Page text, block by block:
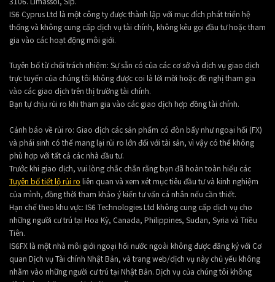
IS6 Cyprus Ltd là một công ty được thành lập với mục đích phát triển hệ
thống và không cung cấp dịch vụ tài chính, không kêu gọi đầu tư hoặc tham
gia vào các hoạt động môi giới.
Tuyên bố từ chối trách nhiệm: Sự sẵn có của các cơ sở và dịch vụ giao dịch
trực tuyến của chúng tôi không được coi là lời mời hoặc đề nghị tham gia
vào các giao dịch trên thị trường tài chính.
Bạn tự chịu rủi ro khi tham gia vào các giao dịch hợp đồng tài chính.
Cảnh báo về rủi ro: Giao dịch các sản phẩm có đòn bẩy như ngoại hối (FX)
và phái sinh có thể mang lại rủi ro lớn đối với tài sản, vì vậy có thể không
phù hợp với tất cả các nhà đầu tư.
Trước khi giao dịch, vui lòng chắc chắn rằng bạn đã hoàn toàn hiểu các
Tuyên bố tiết lộ rủi ro liên quan và xem xét mục tiêu đầu tư và kinh nghiệm
của mình, đồng thời tham khảo ý kiến tư vấn cá nhân nếu cần thiết.
Hạn chế theo khu vực: IS6 Technologies Ltd không cung cấp dịch vụ cho
những người cư trú tại Hoa Kỳ, Canada, Philippines, Sudan, Syria và Triều
Tiên.
IS6FX là một nhà môi giới ngoại hối nước ngoài không được đăng ký với Cơ
quan Dịch vụ Tài chính Nhật Bản, và trang web/dịch vụ này chủ yếu không
nhằm vào những người cư trú tại Nhật Bản. Dịch vụ của chúng tôi không